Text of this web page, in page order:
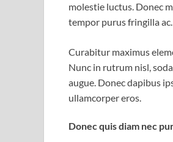
molestie luctus. Donec
tempor purus fringilla
Curabitur maximus
Nunc in rutrum nisl,
augue. Donec dapibus
ullamcorper eros.
Donec quis diam nec